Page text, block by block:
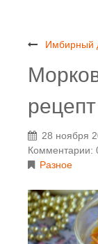
Имбирный
28 ноября
Комментарии:
Разное